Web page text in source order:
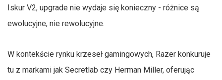
Iskur V2, upgrade nie wydaje się konieczny - różnice są
ewolucyjne, nie rewolucyjne.
W kontekście rynku krzeseł gamingowych, Razer konkuruje
tu z markami jak Secretlab czy Herman Miller, oferując